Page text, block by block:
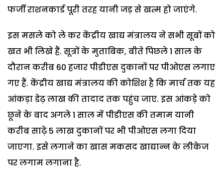
फर्जी राशनकार्ड पूरी तरह यानी जड़ से खत्म हो जाएंगे.
इस मसले को ले कर केंद्रीय खाद्य मंत्रालय ने सभी सूबों को
खत भी लिखे हैं. सूत्रों के मुताबिक, बीते पिछले 1 साल के
दौरान करीब 60 हजार पीडीएस दुकानों पर पीओएस लगाए
गए हैं. केंद्रीय खाद्य मंत्रालय की कोशिश है कि मार्च तक यह
आंकड़ा डेढ़ लाख की तादाद तक पहुंच जाए. इस आंकड़े को
छूने के बाद अगले 1 साल में पीडीएस की तमाम यानी
करीब साढ़े 5 लाख दुकानों पर भी पीओएस लगा दिया
जाएगा. इसे लगाने का खास मकसद खाद्यान्न के लीकेज
पर लगाम लगाना है.